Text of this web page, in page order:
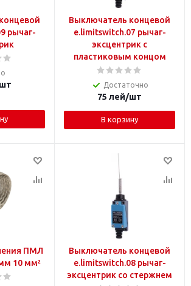
рычаг-
Выключатель концевой
e.limitswitch.07 рычаг-
эксцентрик с
пластиковым концом
Достаточно
75 лей/шт
В корзину
ПМЛ
10 мм²
Выключатель концевой
e.limitswitch.08 рычаг-
эксцентрик со стержнем